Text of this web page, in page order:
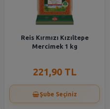
Reis Kırmızı Kızıltepe
Mercimek 1 kg
221,90 TL
Şube Seçiniz